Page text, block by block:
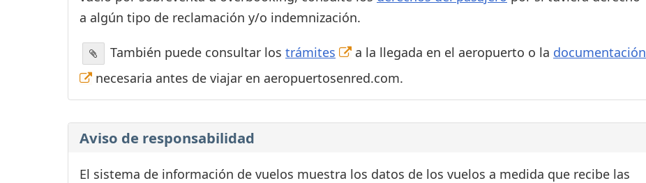
a algún tipo de reclamación y/o indemnización.
También puede consultar los trámites a la llegada en el aeropuerto o la documentación
necesaria antes de viajar en aeropuertosenred.com.
Aviso de responsabilidad
El sistema de información de vuelos muestra los datos de los vuelos a medida que recibe las